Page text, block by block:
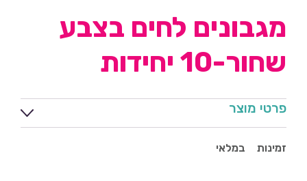
מגבונים לחים בצבע
שחור-10 יחידות
פרטי מוצר
זמינות במלאי